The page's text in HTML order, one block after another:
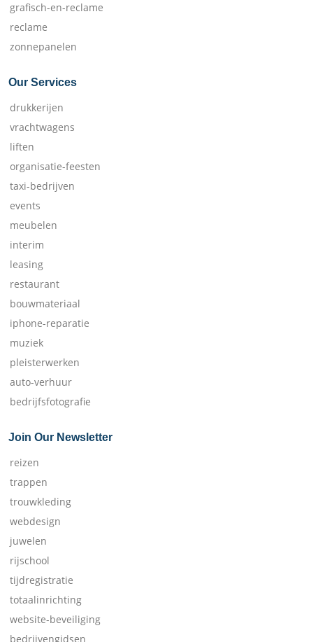
grafisch-en-reclame
reclame
zonnepanelen
Our Services
drukkerijen
vrachtwagens
liften
organisatie-feesten
taxi-bedrijven
events
meubelen
interim
leasing
restaurant
bouwmateriaal
iphone-reparatie
muziek
pleisterwerken
auto-verhuur
bedrijfsfotografie
Join Our Newsletter
reizen
trappen
trouwkleding
webdesign
juwelen
rijschool
tijdregistratie
totaalinrichting
website-beveiliging
bedrijvengidsen